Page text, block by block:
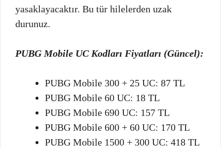
yasaklayacaktır. Bu tür hilelerden uzak
durunuz.
PUBG Mobile UC Kodları Fiyatları (Güncel):
PUBG Mobile 300 + 25 UC: 87 TL
PUBG Mobile 60 UC: 18 TL
PUBG Mobile 690 UC: 157 TL
PUBG Mobile 600 + 60 UC: 170 TL
PUBG Mobile 1500 + 300 UC: 418 TL